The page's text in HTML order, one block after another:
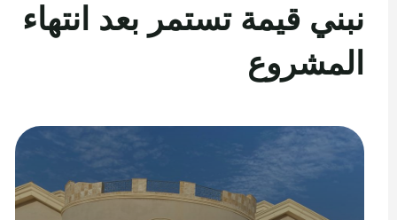
نبني قيمة تستمر بعد انتهاء
المشروع